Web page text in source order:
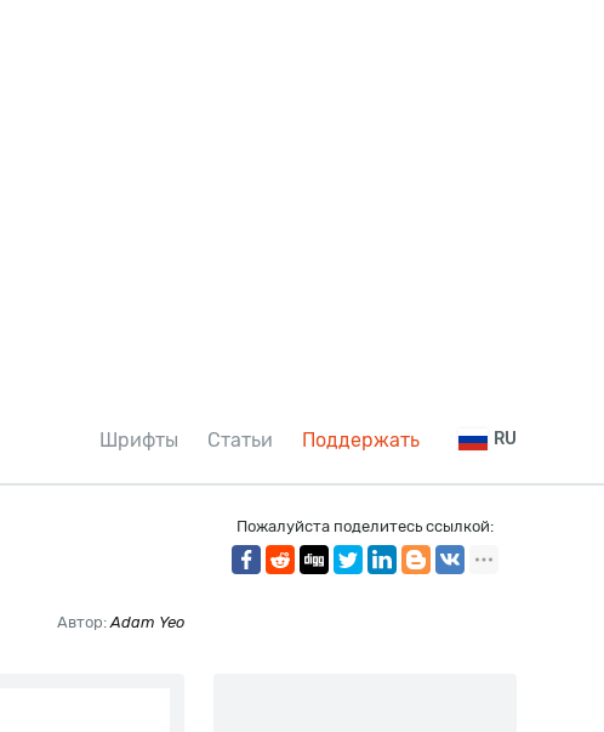
Шрифты Статьи Поддержать RU
Автор:Adam Yeo
Пожалуйста поделитесь ссылкой: